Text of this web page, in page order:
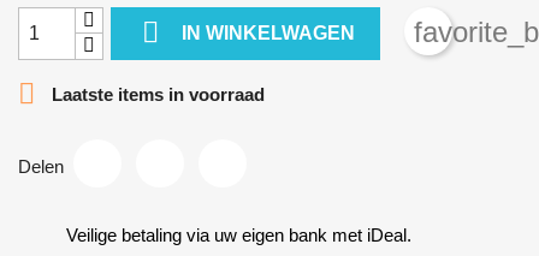
 IN WINKELWAGEN

Laatste items in voorraad
Delen
Veilige betaling via uw eigen bank met iDeal.